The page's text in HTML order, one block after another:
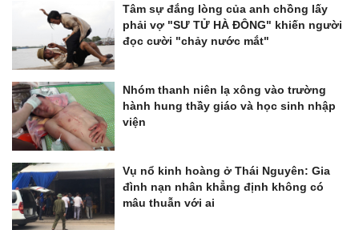
Tâm sự đắng lòng của anh chồng lấy
phải vợ "SƯ TỬ HÀ ĐÔNG" khiến người
đọc cười "chảy nước mắt"
Nhóm thanh niên lạ xông vào trường
hành hung thầy giáo và học sinh nhập
viện
Vụ nổ kinh hoàng ở Thái Nguyên: Gia
đình nạn nhân khẳng định không có
mâu thuẫn với ai